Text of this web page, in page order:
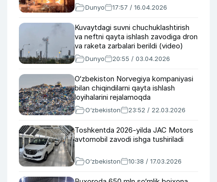
Dunyo 17:57 / 16.04.2026
Kuvaytdagi suvni chuchuklashtirish
va neftni qayta ishlash zavodiga dron
va raketa zarbalari berildi (video)
Dunyo 20:55 / 03.04.2026
O‘zbekiston Norvegiya kompaniyasi
bilan chiqindilarni qayta ishlash
loyihalarini rejalamoqda
O‘zbekiston 23:52 / 22.03.2026
Toshkentda 2026-yilda JAC Motors
avtomobil zavodi ishga tushiriladi
O‘zbekiston 10:38 / 17.03.2026